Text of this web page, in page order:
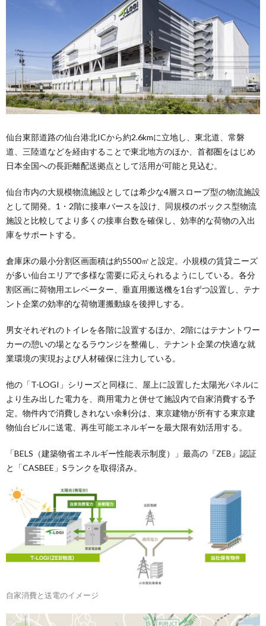
仙台東部道路の仙台港北ICから約2.6kmに立地し、東北道、常磐
道、三陸道などを経由することで東北地方のほか、首都圏をはじめ
日本全国への長距離配送拠点として活用が可能と見込む。
仙台市内の大規模物流施設としては希少な4層スロープ型の物流施設
として開発。1・2階に接車バースを設け、同規模のボックス型物流
施設と比較してより多くの接車台数を確保し、効率的な荷物の入出
庫をサポートする。
倉庫床の最小分割区画面積は約5500㎡と設定。小規模の賃貸ニーズ
が多い仙台エリアで多様な需要に応えられるようにしている。各分
割区画に荷物用エレベーター、垂直用搬送機を1台ずつ設置し、テナ
ント企業の効率的な荷物運搬動線を後押しする。
男女それぞれのトイレを各階に設置するほか、2階にはテナントワー
カーの憩いの場となるラウンジを整備し、テナント企業の快適な就
業環境の実現および人材確保に注力している。
他の「T-LOGI」シリーズと同様に、屋上に設置した太陽光パネルに
より生み出した電力を、商用電力と併せて施設内で自家消費する予
定。物件内で消費しきれない余剰分は、東京建物が所有する東京建
物仙台ビルに送電、再生可能エネルギーを最大限有効活用する。
「BELS（建築物省エネルギー性能表示制度）」最高の『ZEB』認証
と「CASBEE」Sランクを取得済み。
自家消費と送電のイメージ